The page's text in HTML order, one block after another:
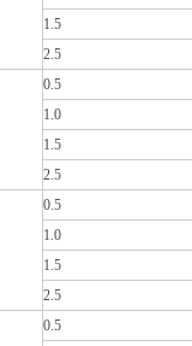
1.5
2.5
0.5
1.0
1.5
2.5
0.5
1.0
1.5
2.5
0.5